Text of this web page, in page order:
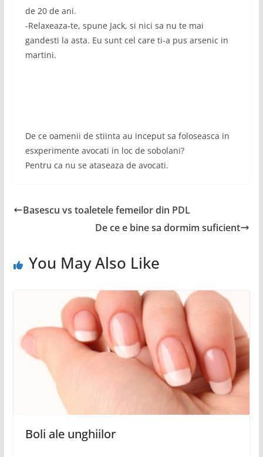
de 20 de ani.
-Relaxeaza-te, spune Jack, si nici sa nu te mai
gandesti la asta. Eu sunt cel care ti-a pus arsenic in
martini.
De ce oamenii de stiinta au inceput sa foloseasca in
esxperimente avocati in loc de sobolani?
Pentru ca nu se ataseaza de avocati.
Basescu vs toaletele femeilor din PDL
De ce e bine sa dormim suficient
You May Also Like
Boli ale unghiilor